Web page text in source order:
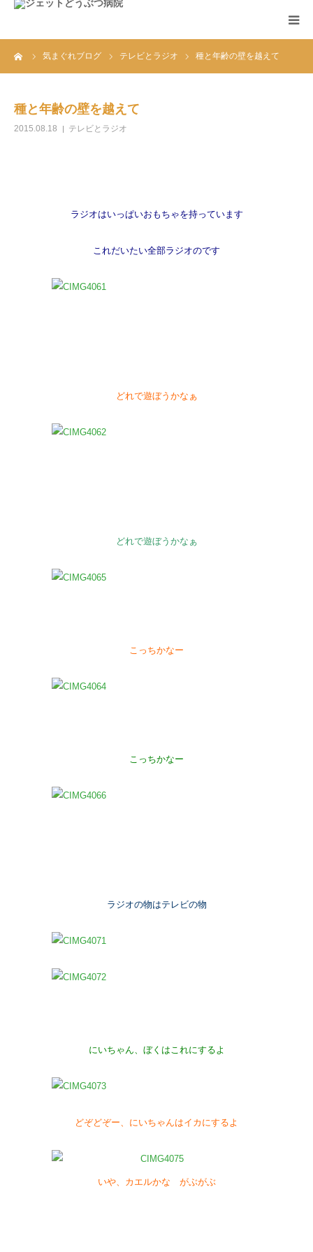
気まぐれブログ テレビとラジオ 種と年齢の壁を越えて
種と年齢の壁を越えて
2015.08.18 テレビとラジオ
ラジオはいっぱいおもちゃを持っています
これだいたい全部ラジオのです
どれで遊ぼうかなぁ
どれで遊ぼうかなぁ
こっちかなー
こっちかなー
ラジオの物はテレビの物
にいちゃん、ぼくはこれにするよ
どぞどぞー、にいちゃんはイカにするよ
いや、カエルかな がぶがぶ
ホーム